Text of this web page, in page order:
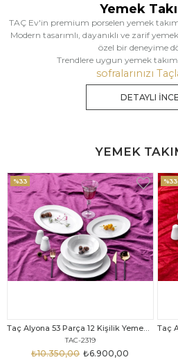
Yemek
TAÇ Ev'in premium porselen yemek
Modern tasarımlı, dayanıklı ve zarif
özel bir deneyime
Trendlere uygun yemek
sofralarınızı
DETAYLI
YEMEK
Taç Alyona 53 Parça 12 Kişilik Yemek Takımı Gold
TAC-2318
₺6.900,00
₺10.350,00
%33 %25